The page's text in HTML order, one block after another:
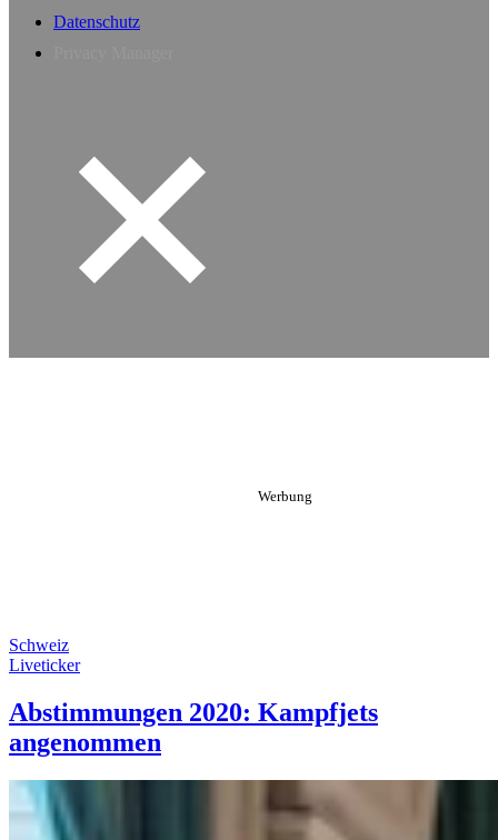
Datenschutz
Schweiz
Liveticker
Abstimmungen 2020: Kampfjets
angenommen